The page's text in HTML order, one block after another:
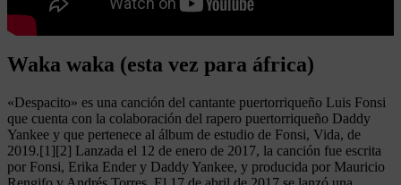
Waka waka (esta vez para áfrica)
«Despacito» es una canción del cantante puertorriqueño Luis Fonsi
que cuenta con la colaboración del rapero puertorriqueño Daddy
Yankee y que pertenece al álbum de estudio de Fonsi, Vida, de
2019.[1][2] Lanzada el 12 de enero de 2017, la canción fue escrita
por Fonsi, Erika Ender y Daddy Yankee, y producida por Mauricio